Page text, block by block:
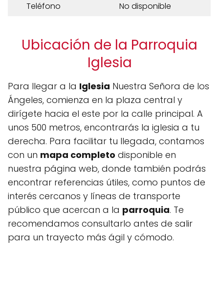
Teléfono
No disponible
Ubicación de la Parroquia
Iglesia
Para llegar a la Iglesia Nuestra Señora de los
Ángeles, comienza en la plaza central y
dirígete hacia el este por la calle principal. A
unos 500 metros, encontrarás la iglesia a tu
derecha. Para facilitar tu llegada, contamos
con un mapa completo disponible en
nuestra página web, donde también podrás
encontrar referencias útiles, como puntos de
interés cercanos y líneas de transporte
público que acercan a la parroquia. Te
recomendamos consultarlo antes de salir
para un trayecto más ágil y cómodo.